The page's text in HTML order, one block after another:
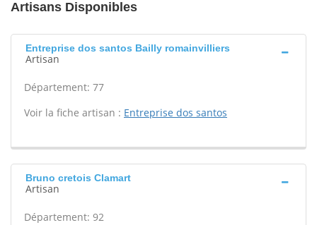
Artisans Disponibles
Entreprise dos santos Bailly romainvilliers
Artisan
Département: 77
Voir la fiche artisan : Entreprise dos santos
Bruno cretois Clamart
Artisan
Département: 92